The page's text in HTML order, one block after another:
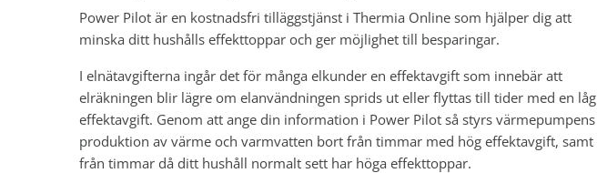
Power Pilot är en kostnadsfri tilläggstjänst i Thermia Online som hjälper dig att
minska ditt hushålls effekttoppar och ger möjlighet till besparingar.
I elnätavgifterna ingår det för många elkunder en effektavgift som innebär att
elräkningen blir lägre om elanvändningen sprids ut eller flyttas till tider med en låg
effektavgift. Genom att ange din information i Power Pilot så styrs värmepumpens
produktion av värme och varmvatten bort från timmar med hög effektavgift, samt
från timmar då ditt hushåll normalt sett har höga effekttoppar.